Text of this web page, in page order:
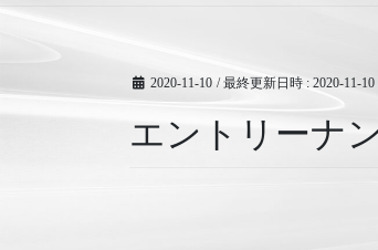
プ
動
2020-11-10 / 最終更新日時 : 2020-11-10
エントリーナ